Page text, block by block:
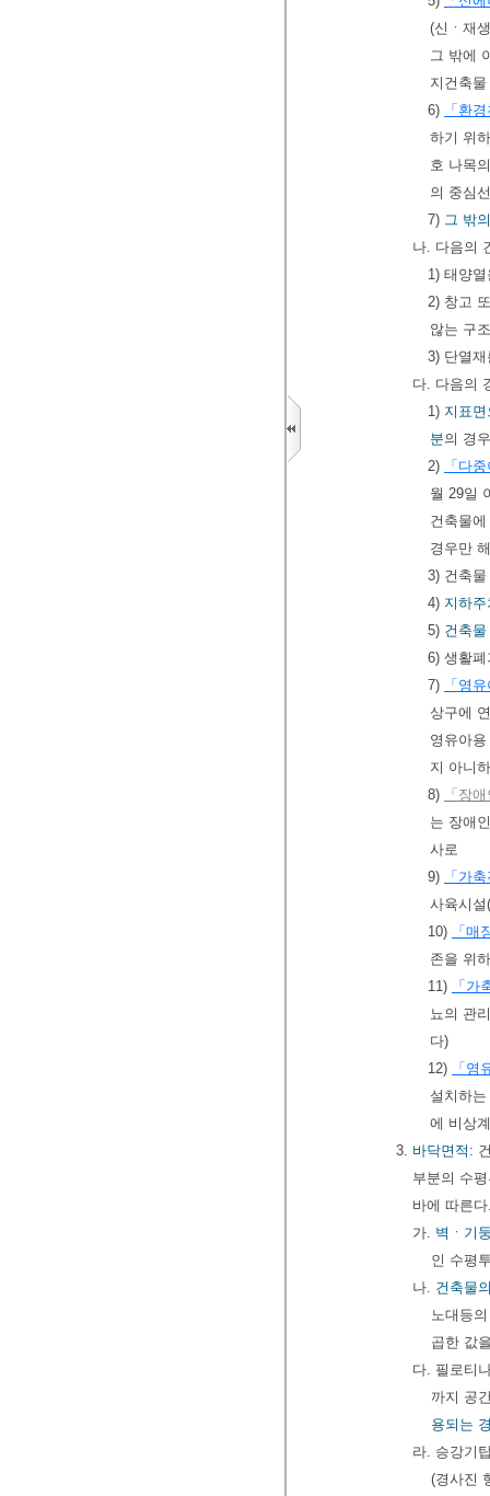
(신ㆍ재
그 밖에
지건축
6)
「환
하기 위
호 나목
의 중심
7) 그 밖
나. 다음의
1) 태양
2) 창고
않는 구
3) 단열
다. 다음의
1) 지표
분의 경
2)
「다
월 29일
건축물
경우만
3) 건축
4) 지하
5) 건축
6) 생활
7)
「영
상구에
영유아
지 아니
8)
「장
는 장애
사로
9)
「가
사육시
10)
「
존을 위
11)
「
뇨의 관
다)
12)
「영
설치하
에 비상
3. 바닥면적 :
부분의 수
바에 따른
가. 벽ㆍ기
인 수평
나. 건축물
노대등
곱한 값
다. 필로티
까지 공
용되는
라. 승강기
(경사진